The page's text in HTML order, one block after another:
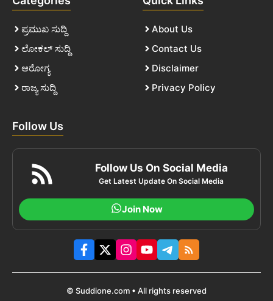
ಪ್ರಮುಖ ಸುದ್ದಿ
ಲೋಕಲ್ ಸುದ್ದಿ
ಆರೋಗ್ಯ
ರಾಜ್ಯ ಸುದ್ದಿ
About Us
Contact Us
Disclaimer
Privacy Policy
Follow Us
Follow Us On Social Media
Get Latest Update On Social Media
Join Now
© Suddione.com • All rights reserved